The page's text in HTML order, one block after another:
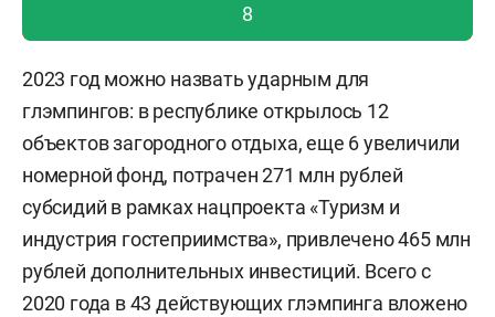
голос учтен!
8
2023 год можно назвать ударным для
глэмпингов: в республике открылось 12
объектов загородного отдыха, еще 6 увеличили
номерной фонд, потрачен 271 млн рублей
субсидий в рамках нацпроекта «Туризм и
индустрия гостеприимства», привлечено 465 млн
рублей дополнительных инвестиций. Всего с
2020 года в 43 действующих глэмпинга вложено